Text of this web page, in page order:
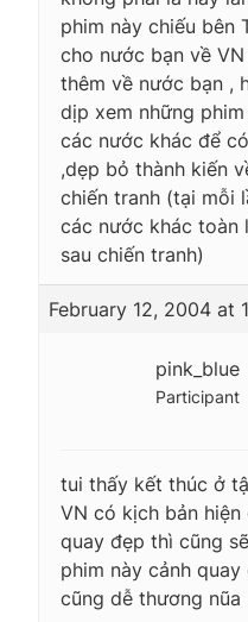
phim này chiếu bên
cho nước bạn về
thêm về nước bạn ,
dịp xem những
các nước khác để
,dẹp bỏ thành kiến
chiến tranh (tại mỗi
các nước khác toàn
sau chiến tranh)
February 12, 2004 at
pink_blue
Participant
tui thấy kết thúc ở
VN có kịch bản
quay đẹp thì cũng
phim này cảnh
cũng dễ thương nũa